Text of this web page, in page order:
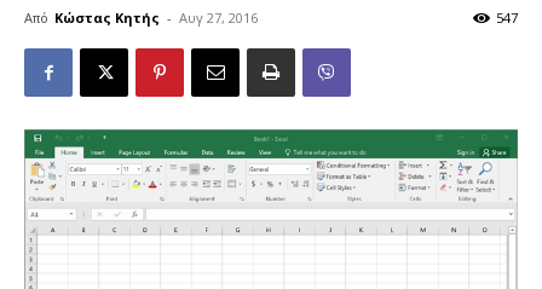
Από Κώστας Κητής - Αυγ 27, 2016 547